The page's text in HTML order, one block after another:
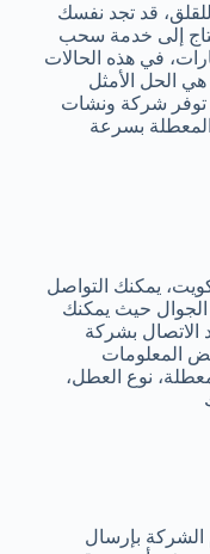
قد تجد نفسك
إلى خدمة سحب
في هذه الحالات
الحل الأمثل
توفر شركة ونشات
بسرعة
يمكنك التواصل
حيث يمكنك
بشركة
المعلومات
نوع العطل،
الشركة بإرسال